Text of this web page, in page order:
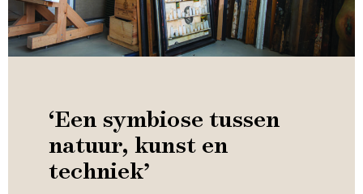
‘Een symbiose tussen
natuur, kunst en
techniek’